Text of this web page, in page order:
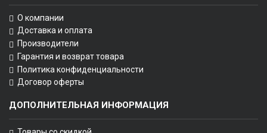
О компании
Доставка и оплата
Производители
Гарантия и возврат товара
Политика конфиденциальности
Договор оферты
ДОПОЛНИТЕЛЬНАЯ ИНФОРМАЦИЯ